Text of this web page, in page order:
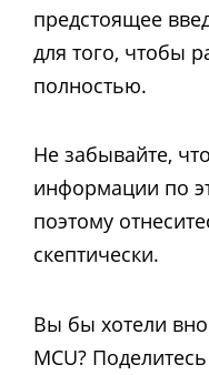
предстоящее
для того, чтобы
полностью.
Не забывайте,
информации по
поэтому
скептически.
Вы бы хотели
MCU?